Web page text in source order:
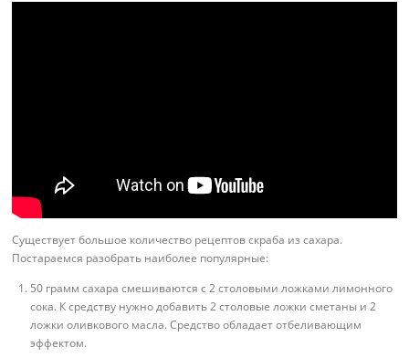
Существует большое количество рецептов скраба из сахара.
Постараемся разобрать наиболее популярные:
50 грамм сахара смешиваются с 2 столовыми ложками лимонного
сока. К средству нужно добавить 2 столовые ложки сметаны и 2
ложки оливкового масла. Средство обладает отбеливающим
эффектом.